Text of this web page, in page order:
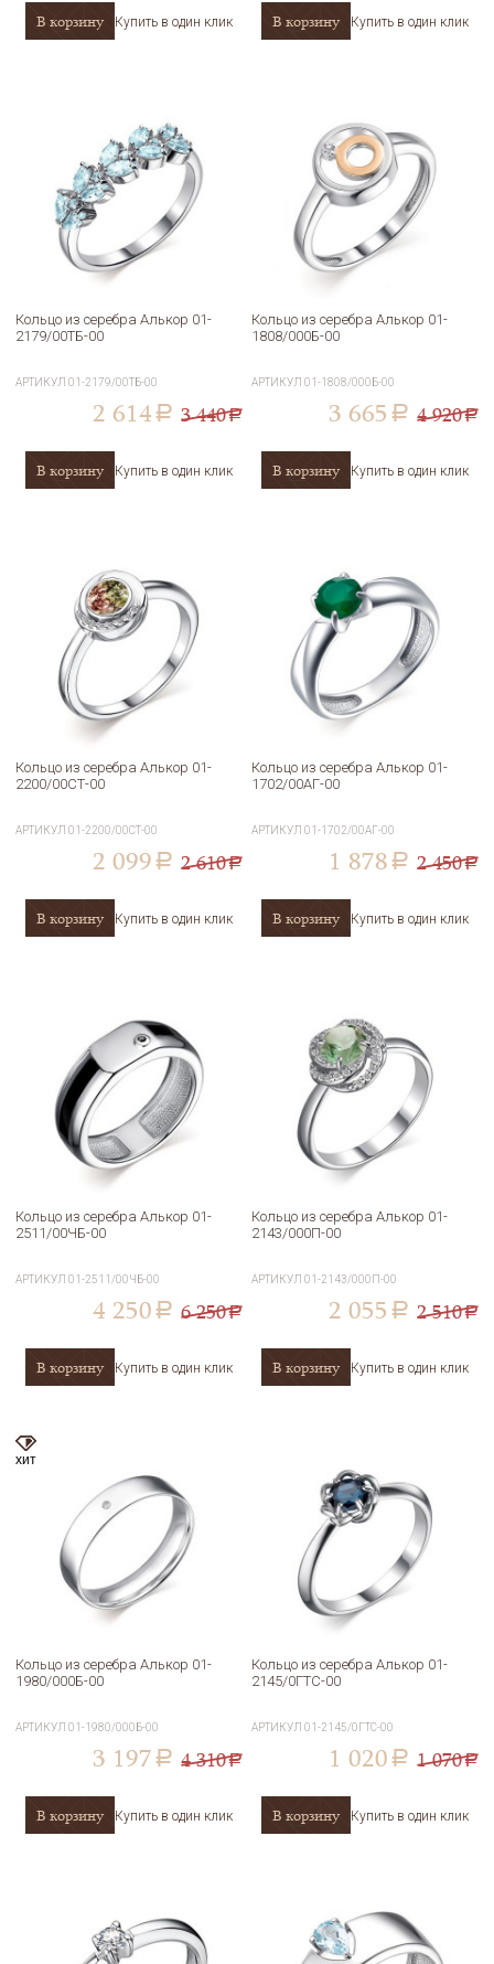
В корзину Купить в один клик В корзину Купить в один клик
Кольцо из серебра Алькор 01-
2179/00ТБ-00
АРТИКУЛ01-2179/00ТБ-00
2 614 a 3 440a
В корзину Купить в один клик
Кольцо из серебра Алькор 01-
1808/000Б-00
АРТИКУЛ01-1808/000Б-00
3 665 a 4 920a
В корзину Купить в один клик
Кольцо из серебра Алькор 01-
2200/00СТ-00
АРТИКУЛ01-2200/00СТ-00
2 099 a 2 610a
В корзину Купить в один клик
Кольцо из серебра Алькор 01-
1702/00АГ-00
АРТИКУЛ01-1702/00АГ-00
1 878 a 2 450a
В корзину Купить в один клик
Кольцо из серебра Алькор 01-
2511/00ЧБ-00
АРТИКУЛ01-2511/00ЧБ-00
4 250 a 6 250a
В корзину Купить в один клик
Кольцо из серебра Алькор 01-
2143/000П-00
АРТИКУЛ01-2143/000П-00
2 055 a 2 510a
В корзину Купить в один клик
Кольцо из серебра Алькор 01-
1980/000Б-00
АРТИКУЛ01-1980/000Б-00
3 197 a 4 310a
В корзину Купить в один клик
хит
Кольцо из серебра Алькор 01-
2145/0ГТС-00
АРТИКУЛ01-2145/0ГТС-00
1 020 a 1 070a
В корзину Купить в один клик